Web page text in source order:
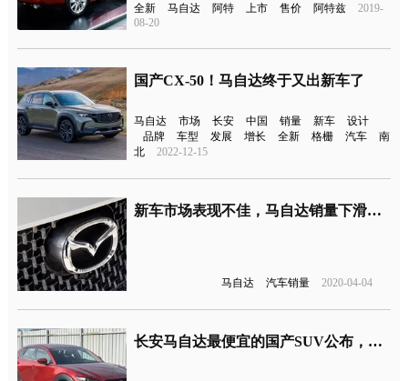
全新 马自达 阿特 上市 售价 阿特兹
2019-
08-20
国产CX-50！马自达终于又出新车了
马自达 市场 长安 中国 销量 新车
设计
品牌
车型 发展 增长 全新 格栅 汽车
南
北
2022-12-15
新车市场表现不佳，马自达销量下滑雪上加霜？
马自达 汽车销量 2020-04-04
长安马自达最便宜的国产SUV公布，CX-30年内投产上市